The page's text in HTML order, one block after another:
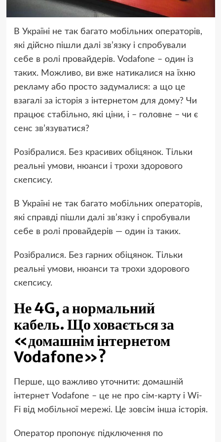
В Україні не так багато мобільних операторів,
які дійсно пішли далі зв’язку і спробували
себе в ролі провайдерів. Vodafone – один із
таких. Можливо, ви вже натикалися на їхню
рекламу або просто задумалися: а що це
взагалі за історія з інтернетом для дому? Чи
працює стабільно, які ціни, і – головне – чи є
сенс зв’язуватися?
Розібралися. Без красивих обіцянок. Тільки
реальні умови, нюанси і трохи здорового
скепсису.
В Україні не так багато мобільних операторів,
які справді пішли далі зв’язку і спробували
себе в ролі провайдерів — один із таких.
Розібралися. Без гарних обіцянок. Тільки
реальні умови, нюанси та трохи здорового
скепсису.
Не 4G, а нормальний
кабель. Що ховається за
«домашнім інтернетом
Vodafone»?
Перше, що важливо уточнити: домашній
інтернет Vodafone – це не про сім-карту і Wi-
Fi від мобільної мережі. Це зовсім інша історія.
Оператор пропонує підключення по